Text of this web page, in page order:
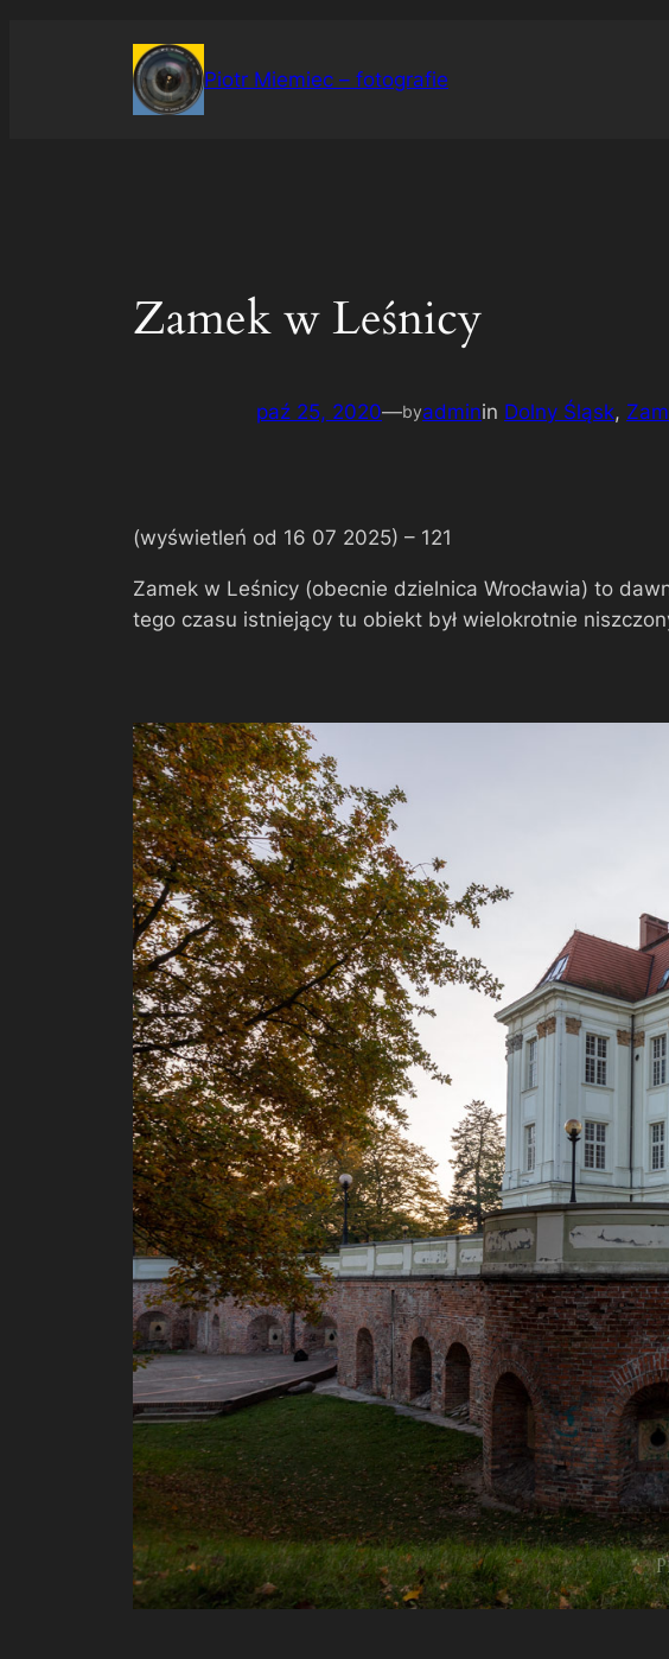
Piotr Miemiec – fotografie
Zamek w Leśnicy
paź 25, 2020—byadminin Dolny Śląsk,
(wyświetleń od 16 07 2025) – 121
Zamek w Leśnicy (obecnie dzielnica Wrocławia) to
tego czasu istniejący tu obiekt był wielokrotnie